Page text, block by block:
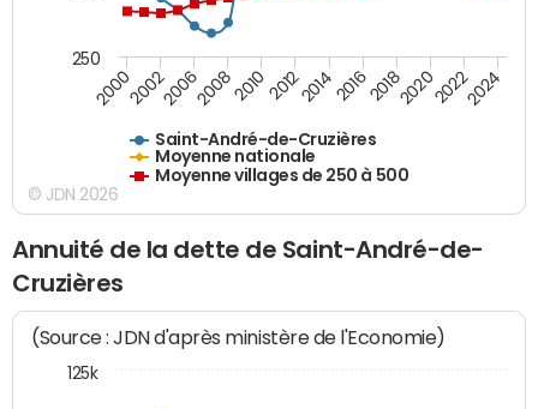
Saint-André-de-Cruzières
Moyenne nationale
Moyenne villages de 250 à 500
200020022006200820102012201420162018202020222024
250
© JDN 2026
Annuité de la dette de Saint-André-de-
Cruzières
(Source : JDN d'après ministère de l'Economie)
125k